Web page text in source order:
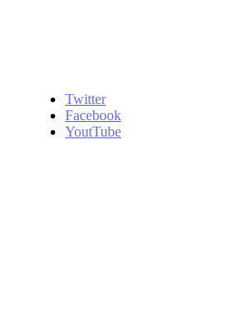
Twitter
Facebook
YoutTube